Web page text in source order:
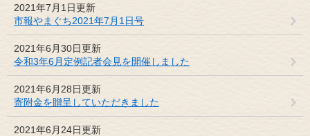
2021年7月1日更新
市報やまぐち2021年7月1日号
2021年6月30日更新
令和3年6月定例記者会見を開催しました
2021年6月28日更新
寄附金を贈呈していただきました
2021年6月24日更新